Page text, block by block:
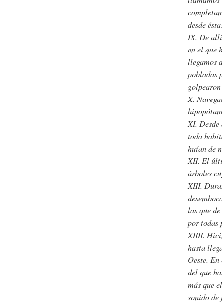
desde
IX. De
en el que
llegamos
pobladas
X.
XI.
toda
huían de
XII. El
árboles
XIII.
las que
por todas
XIIII.
hasta
Oeste.
del que
más que
sonido de